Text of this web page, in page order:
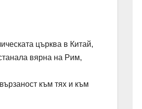
църква в Китай,
вярна на Рим,
към тях и към